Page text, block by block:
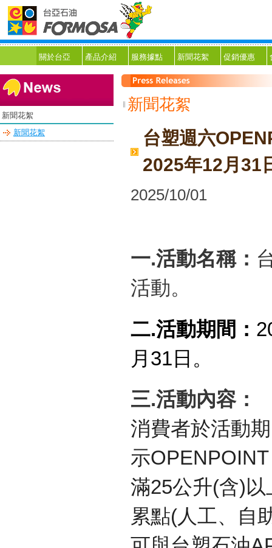
關於台亞 產品介紹 服務據點 新聞花絮 促銷優惠
新聞花絮
新聞花絮
新聞花絮
台塑週六
2025年12月31
2025/10/01
一.活動名稱：
活動。
二.活動期間：
月 31 日。
三.活動內容：
消費者於活動
示
滿25公升(含)
累點(人工、自